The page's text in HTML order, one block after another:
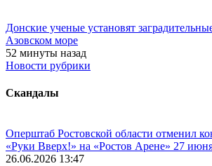
Донские ученые установят
Азовском море
52 минуты назад
Новости рубрики
Скандалы
Оперштаб Ростовской области отменил
«Руки Вверх!» на «Ростов Арене» 27
26.06.2026 13:47